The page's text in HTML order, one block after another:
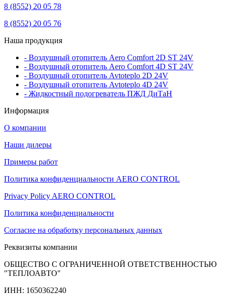
8 (8552) 20 05 78
8 (8552) 20 05 76
Наша продукция
- Воздушный отопитель Aero Comfort 2D ST 24V
- Воздушный отопитель Aero Comfort 4D ST 24V
- Воздушный отопитель Avtoteplo 2D 24V
- Воздушный отопитель Avtoteplo 4D 24V
- Жидкостный подогреватель ПЖД ДиТаН
Информация
О компании
Наши дилеры
Примеры работ
Политика конфиденциальности AERO CONTROL
Privacy Policy AERO CONTROL
Политика конфиденциальности
Согласие на обработку персональных данных
Реквизиты компании
ОБЩЕСТВО С ОГРАНИЧЕННОЙ ОТВЕТСТВЕННОСТЬЮ
"ТЕПЛОАВТО"
ИНН: 1650362240